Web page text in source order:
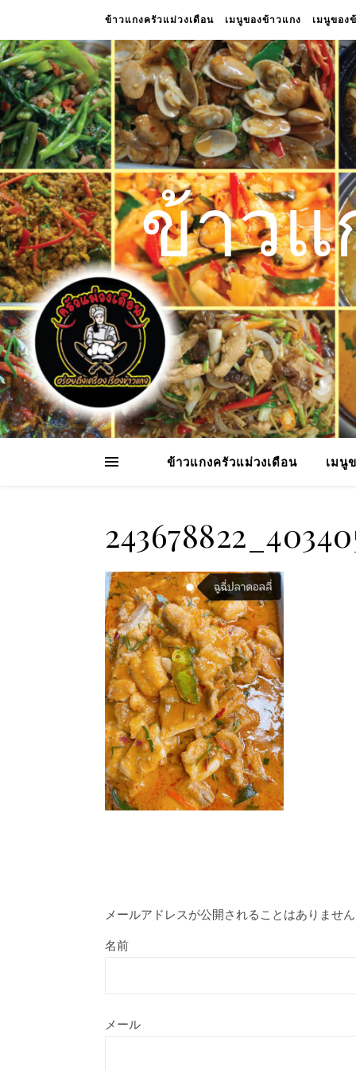
ข้าวแกงครัวแม่วงเดือน เมนูของข้าวแกง เมนูของ
ข้าวแ
ข้าวแกงครัวแม่วงเดือน เมนู
メールアドレスが公開されることはありません
名前
メール